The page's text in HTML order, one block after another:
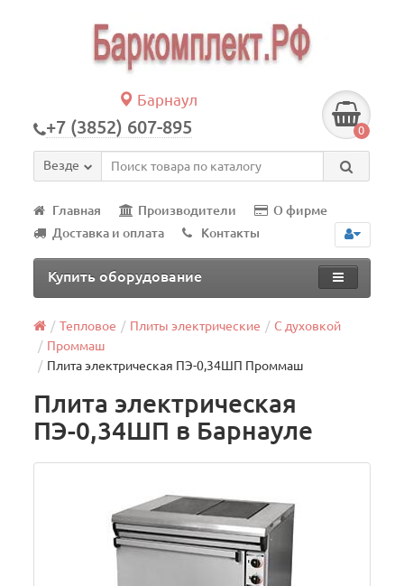
Барнаул
+7 (3852) 607-895 0
Везде
Главная Производители
О фирме
Доставка и оплата
Контакты
Купить оборудование
Тепловое Плиты электрические
С духовкой
Проммаш
Плита электрическая ПЭ-0,34ШП Проммаш
Плита электрическая
ПЭ-0,34ШП в Барнауле